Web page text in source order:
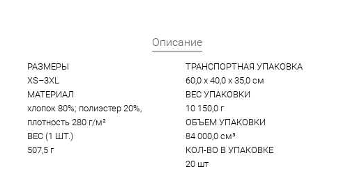
Описание
РАЗМЕРЫ
XS–3XL
МАТЕРИАЛ
хлопок 80%; полиэстер 20%,
плотность 280 г/м²
ВЕС (1 ШТ.)
507,5 г
ТРАНСПОРТНАЯ УПАКОВКА
60,0 x 40,0 x 35,0 см
ВЕС УПАКОВКИ
10 150,0 г
ОБЪЕМ УПАКОВКИ
84 000,0 см³
КОЛ-ВО В УПАКОВКЕ
20 шт